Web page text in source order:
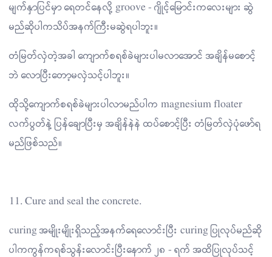
မျက်နှာပြင်မှာ ရေတင်နေလို့ groove - ဂျိုင့်မြောင်းကလေးများ ဆွဲ
မည်ဆိုပါကသိပ်အနက်ကြီးမဆွဲရပါဘူး။
တံမြတ်လှဲတဲ့အခါ ကျောက်စရစ်ခဲများပါမလာအောင် အချိန်မစောင့်
ဘဲ လောပြီးတော့မလှဲသင့်ပါဘူး။
ထိုသို့ကျောက်စရစ်ခဲများပါလာမည်ပါက magnesium floater
လက်ပွတ်နဲ့ ပြန်ချောပြီးမှ အချိန်နဲနဲ ထပ်စောင့်ပြီး တံမြတ်လှဲပုံဖော်ရ
မည်ဖြစ်သည်။
11. Cure and seal the concrete.
curing အမျိုးမျိုးရှိသည့်အနက်ရေလောင်းပြီး curing ပြုလုပ်မည်ဆို
ပါကကွန်ကရစ်သွန်းလောင်းပြီးနောက် ၂၈ - ရက် အထိပြုလုပ်သင့်